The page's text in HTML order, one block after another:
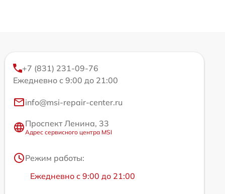
+7 (831) 231-09-76
Ежедневно с 9:00 до 21:00
info@msi-repair-center.ru
Проспект Ленина, 33
Адрес сервисного центра MSI
Режим работы:
Ежедневно с 9:00 до 21:00